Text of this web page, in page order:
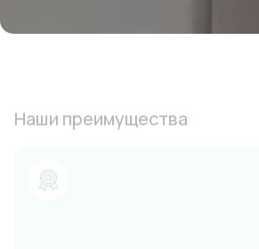
Наши преимущества